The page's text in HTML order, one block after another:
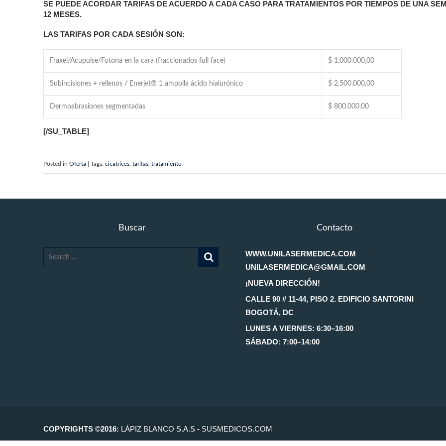
SE PUEDE ACORDAR TARIFAS DE ACUERDO A CADA CASO PARA TRATAMIENTOS POR TIEMPOS DE UNA
12 MESES.
LAS TARIFAS POR CADA SESIÓN SON:
Fraxel/Acupulse/Fotona en la cara (fraccionados full face) $ 1.000.000,00
Subincisiones + rellenos / Enerjet® 1 ampolla ácido hialurónico $ 2.500.000,00
Dermoabrasiones segmentadas $ 800.000,00
[/SU_TABLE]
Posted in Oferta | Tags: cicatrices, tarifas, tratamiento
Buscar Contacto
WWW.UNILASERMEDICA.COM
UNILASERMEDICA@GMAIL.COM
¡NUEVA DIRECCIÓN!
CALLE 90 # 11-44, PISO 2. EDIFICIO SANTORINI
BOGOTÁ, DC
LUNES A VIERNES: 6:30–16:00
SÁBADO: 7:00–14:00
COPYRIGHTS ©2016: LÁPIZ BLANCO S.A.S - SUSMEDICOS.COM